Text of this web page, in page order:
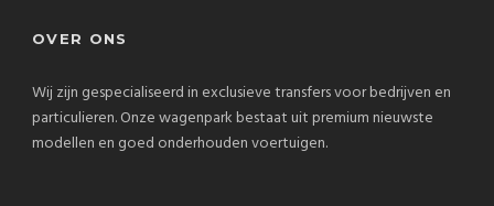
OVER ONS
Wij zijn gespecialiseerd in exclusieve transfers voor bedrijven en
particulieren. Onze wagenpark bestaat uit premium nieuwste
modellen en goed onderhouden voertuigen.